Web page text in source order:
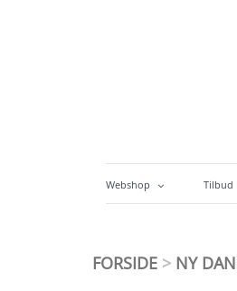
Webshop
Alternativ betaling
Tilbud
FORSIDE > NY